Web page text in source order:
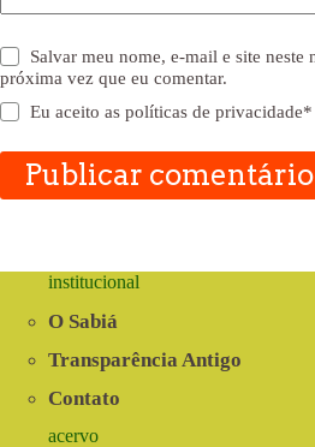
Salvar meu nome, e-mail e site neste
próxima vez que eu comentar.
Eu aceito aspolíticas de privacidade*
Publicar comentário
institucional
O Sabiá
Transparência Antigo
Contato
acervo